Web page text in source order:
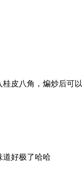
皮八角，煸炒后可
道好极了哈哈